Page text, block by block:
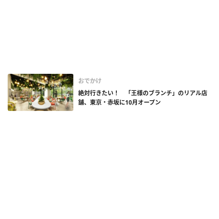
おでかけ
絶対行きたい！ 「王様のブランチ」のリアル店
舗、東京・赤坂に10月オープン